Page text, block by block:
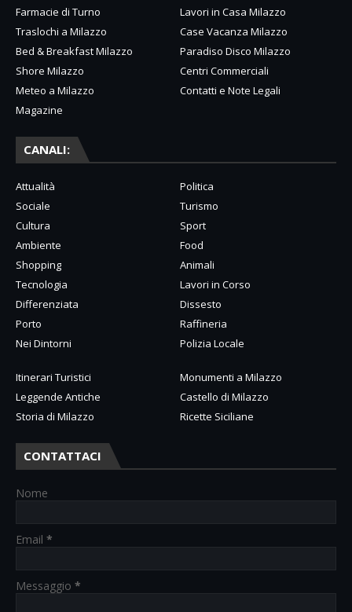
Farmacie di Turno
Lavori in Casa Milazzo
Traslochi a Milazzo
Case Vacanza Milazzo
Bed & Breakfast Milazzo
Paradiso Disco Milazzo
Shore Milazzo
Centri Commerciali
Meteo a Milazzo
Contatti e Note Legali
Magazine
CANALI:
Attualità
Politica
Sociale
Turismo
Cultura
Sport
Ambiente
Food
Shopping
Animali
Tecnologia
Lavori in Corso
Differenziata
Dissesto
Porto
Raffineria
Nei Dintorni
Polizia Locale
Itinerari Turistici
Monumenti a Milazzo
Leggende Antiche
Castello di Milazzo
Storia di Milazzo
Ricette Siciliane
CONTATTACI
Nome
Email *
Messaggio *